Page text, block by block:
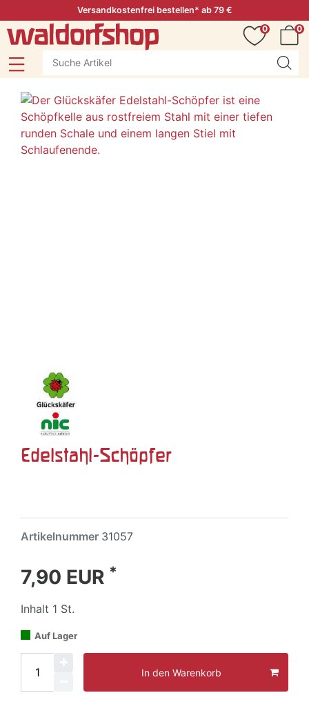
Versandkostenfrei bestellen* ab 79 €
0
0
Edelstahl-Schöpfer
Artikelnummer 31057
7,90 EUR *
Inhalt 1 St.
Auf Lager
In den Warenkorb